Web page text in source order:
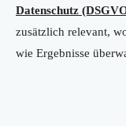
Datenschutz
zusätzlich relevant,
wie Ergebnisse